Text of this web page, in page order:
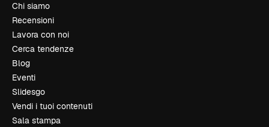
Chi siamo
Recensioni
Lavora con noi
Cerca tendenze
Blog
Eventi
Slidesgo
Vendi i tuoi contenuti
Sala stampa